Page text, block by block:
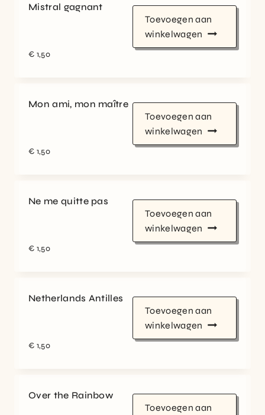
Mistral gagnant
€ 1,50
Toevoegen aan
winkelwagen
Mon ami, mon maître
€ 1,50
Toevoegen aan
winkelwagen
Ne me quitte pas
€ 1,50
Toevoegen aan
winkelwagen
Netherlands Antilles
€ 1,50
Toevoegen aan
winkelwagen
Over the Rainbow
Toevoegen aan